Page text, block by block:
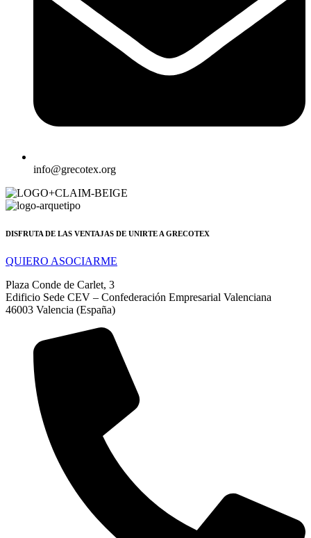
info@grecotex.org
DISFRUTA DE LAS VENTAJAS DE UNIRTE A GRECOTEX
QUIERO ASOCIARME
Plaza Conde de Carlet, 3
Edificio Sede CEV – Confederación Empresarial Valenciana
46003 Valencia (España)